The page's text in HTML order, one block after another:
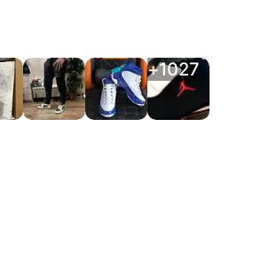
+1027